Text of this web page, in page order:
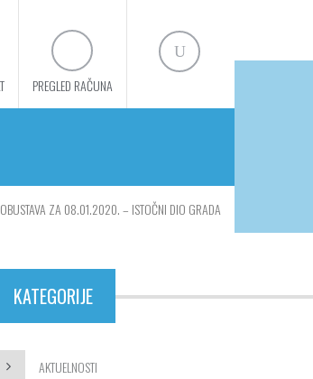
PREGLED RAČUNA
ZA 08.01.2020. – ISTOČNI DIO GRADA
KATEGORIJE
AKTUELNOSTI